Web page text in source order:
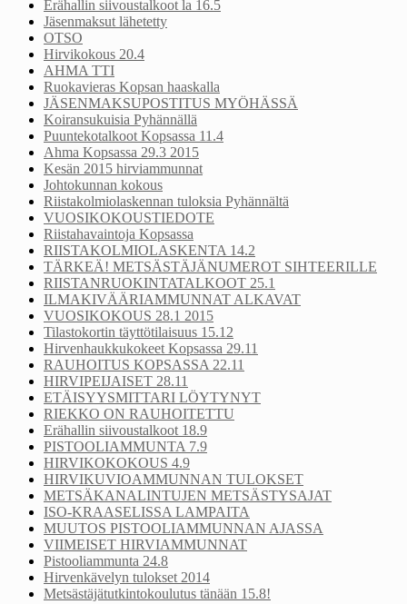
Erähallin siivoustalkoot la 16.5
Jäsenmaksut lähetetty
OTSO
Hirvikokous 20.4
AHMA TTI
Ruokavieras Kopsan haaskalla
JÄSENMAKSUPOSTITUS MYÖHÄSSÄ
Koiransukuisia Pyhännällä
Puuntekotalkoot Kopsassa 11.4
Ahma Kopsassa 29.3 2015
Kesän 2015 hirviammunnat
Johtokunnan kokous
Riistakolmiolaskennan tuloksia Pyhännältä
VUOSIKOKOUSTIEDOTE
Riistahavaintoja Kopsassa
RIISTAKOLMIOLASKENTA 14.2
TÄRKEÄ! METSÄSTÄJÄNUMEROT SIHTEERILLE
RIISTANRUOKINTATALKOOT 25.1
ILMAKIVÄÄRIAMMUNNAT ALKAVAT
VUOSIKOKOUS 28.1 2015
Tilastokortin täyttötilaisuus 15.12
Hirvenhaukkukokeet Kopsassa 29.11
RAUHOITUS KOPSASSA 22.11
HIRVIPEIJAISET 28.11
ETÄISYYSMITTARI LÖYTYNYT
RIEKKO ON RAUHOITETTU
Erähallin siivoustalkoot 18.9
PISTOOLIAMMUNTA 7.9
HIRVIKOKOKOUS 4.9
HIRVIKUVIOAMMUNNAN TULOKSET
METSÄKANALINTUJEN METSÄSTYSAJAT
ISO-KRAASELISSA LAMPAITA
MUUTOS PISTOOLIAMMUNNAN AJASSA
VIIMEISET HIRVIAMMUNNAT
Pistooliammunta 24.8
Hirvenkävelyn tulokset 2014
Metsästäjätutkintokoulutus tänään 15.8!